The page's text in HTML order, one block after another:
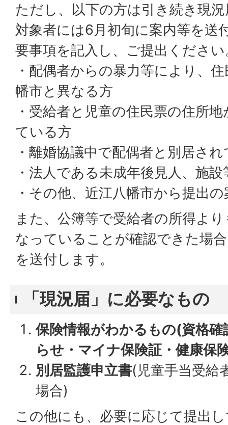
ただし、以下の方は引き続き現
対象者には6月初旬に案内等を送
要事項を記入し、ご提出ください
・配偶者からの暴力等により、
幡市と異なる方
・受給者と児童の住民票の住所
ている方
・離婚協議中で配偶者と別居さ
・法人である未成年後見人、施
・その他、近江八幡市から提出
また、公簿等で受給者の所得よ
なっていることが確認できた場
を送付します。
「現況届」に必要なもの
保険情報がわかるもの(資格
らせ・マイナ保険証・健康保
別居監護申立書(児童手当受給
場合)
この他にも、必要に応じて提出